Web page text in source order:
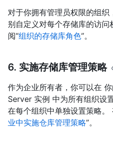
对于你拥有管理员权限的组
别自定义对每个存储库的访
阅“组织的存储库角色”。
6. 实施存储库管理策略
作为企业所有者，你可以在
Server 实例 中为所有组织设
在每个组织中单独设置策略。
业中实施仓库管理策略”。